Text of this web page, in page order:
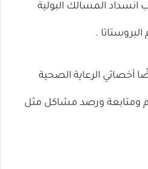
المسالك البولية
.
أخصائي الرعاية الصحية
ومتابعة ورصد مشاكل مثل